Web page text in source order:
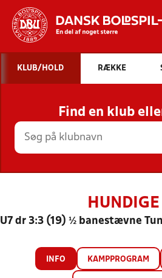
STILLINGER,
HOLD
KLUB/HOLD RÆKKE
Find en klub
U7 dr 3:3 (19) ½ banestævne
INFO KAMPPROGRAM